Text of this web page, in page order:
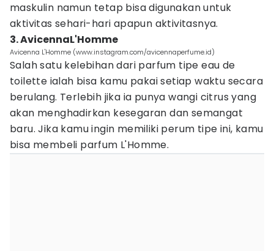
maskulin namun tetap bisa digunakan untuk
aktivitas sehari-hari apapun aktivitasnya.
3. AvicennaL'Homme
Avicenna L'Homme (www.instagram.com/avicennaperfume.id)
Salah satu kelebihan dari parfum tipe eau de
toilette ialah bisa kamu pakai setiap waktu secara
berulang. Terlebih jika ia punya wangi citrus yang
akan menghadirkan kesegaran dan semangat
baru. Jika kamu ingin memiliki perum tipe ini, kamu
bisa membeli parfum L'Homme.